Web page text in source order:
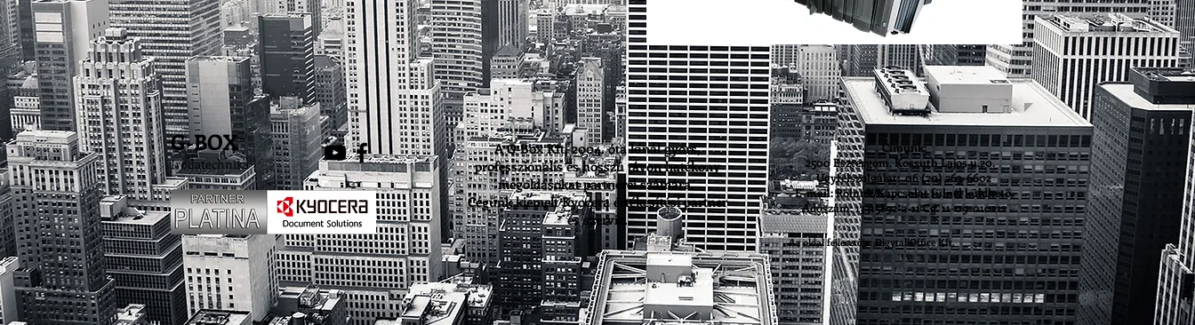
G-BOX®
Irodatechnika
A G-Box Kft. 2004. óta kínál gyors,
professzionális és hosszú távon hatékony
megoldásokat partnerei számára.
Cégünk kiemelt Kyocera értékesítési partner
és szerviz.
Címünk:
2500 Esztergom, Kossuth Lajos u.20.
Ügyfélszolgálat: 06 (20) 263-6602
E-mail: Rólunk/Kapcsolat fülnél küldhető.
Adószám: 13315892-2-11 Cg. 11-09-010212
Az oldal fejlesztője: DigytallOffice Kft.